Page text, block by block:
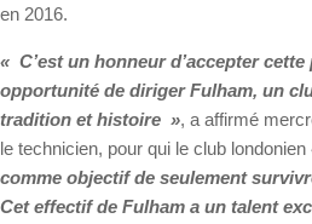
en 2016.
« C’est un honneur d’accepter
opportunité de diriger Fulham, un
tradition et histoire », a affirmé
le technicien, pour qui le club londonien
comme objectif de seulement
Cet effectif de Fulham a un talent